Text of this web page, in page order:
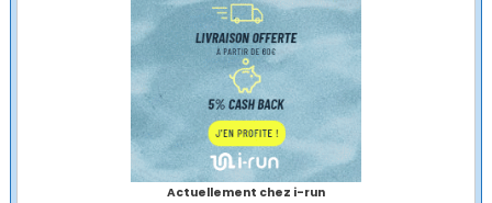
Actuellement chez i-run